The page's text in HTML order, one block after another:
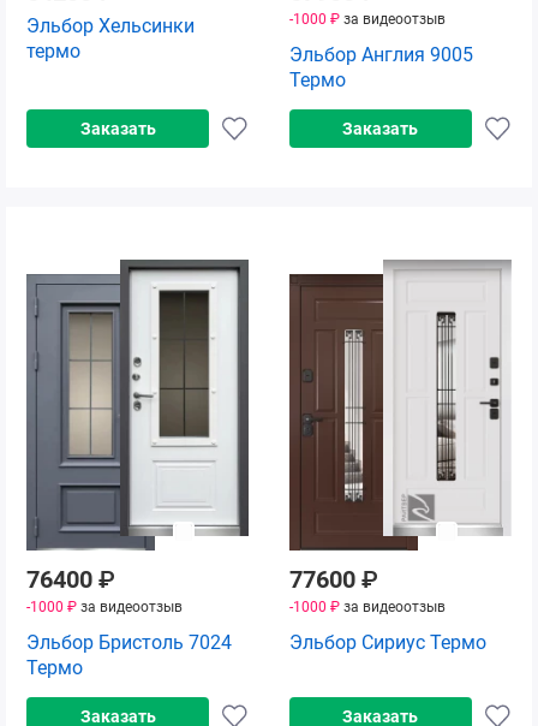
Эльбор Хельсинки
термо
Заказать
-1000 ₽ за видеоотзыв
Эльбор Англия 9005
Термо
Заказать
76400 ₽
-1000 ₽ за видеоотзыв
Эльбор Бристоль 7024
Термо
Заказать
77600 ₽
-1000 ₽ за видеоотзыв
Эльбор Сириус Термо
Заказать